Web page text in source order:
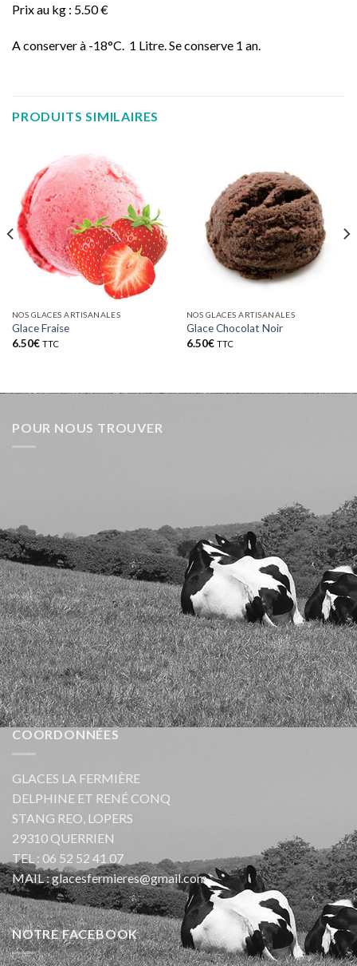
Prix au kg : 5.50 €
A conserver à -18°C. 1 Litre. Se conserve 1 an.
PRODUITS SIMILAIRES
NOS GLACES ARTISANALES
Glace Fraise
6.50€ TTC
NOS GLACES ARTISANALES
Glace Chocolat Noir
6.50€ TTC
POUR NOUS TROUVER
COORDONNÉES
GLACES LA FERMIÈRE
DELPHINE ET RENÉ CONQ
STANG REO, LOPERS
29310 QUERRIEN
TEL : 06 52 52 41 07
MAIL :glacesfermieres@gmail.com
NOTRE FACEBOOK